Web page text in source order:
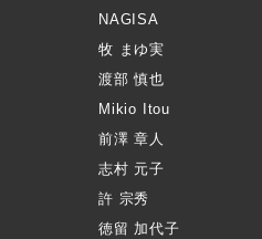
NAGISA
牧 まゆ実
渡部 慎也
Mikio Itou
前澤 章人
志村 元子
許 宗秀
徳留 加代子